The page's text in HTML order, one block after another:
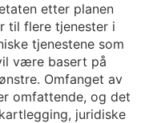
etter planen
til flere tjenester i
tjenestene som
være basert på
Omfanget av
omfattende, og det
juridiske